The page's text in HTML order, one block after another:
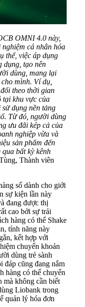
OMNI 4.0 này,
cá nhân hóa
thể, việc áp dụng
dụng, tạo nên
dùng, mang lại
mình. Ví dụ,
theo thời gian
tại khu vực của
sử dụng nền tảng
Từ đó, người dùng
ưu đãi kép cả của
nghiệp vừa và
sản phẩm đến
bất kỳ kênh
Thành viên
số dành cho giới
sự kiện lần này
đang được thị
cao bởi sự trải
hàng có thể Shake
tính năng này
kết hợp với
chuyển khoản
dùng trẻ sành
đáp cũng đang nắm
hàng có thể chuyển
mà không cần biết
Liobank trong
quản lý hóa đơn